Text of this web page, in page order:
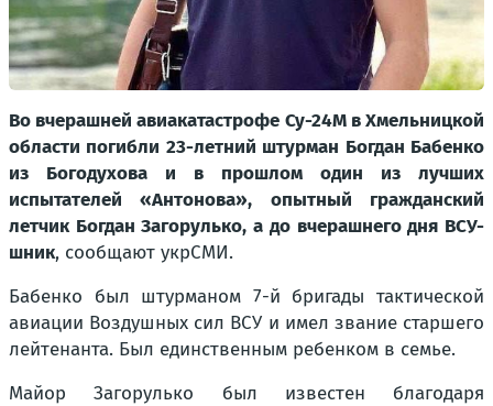
Во вчерашней авиакатастрофе Су-24М в Хмельницкой
области погибли 23-летний штурман Богдан Бабенко
из Богодухова и в прошлом один из лучших
испытателей «Антонова», опытный гражданский
летчик Богдан Загорулько, а до вчерашнего дня ВСУ-
шник, сообщают укрСМИ.
Бабенко был штурманом 7-й бригады тактической
авиации Воздушных сил ВСУ и имел звание старшего
лейтенанта. Был единственным ребенком в семье.
Майор Загорулько был известен благодаря